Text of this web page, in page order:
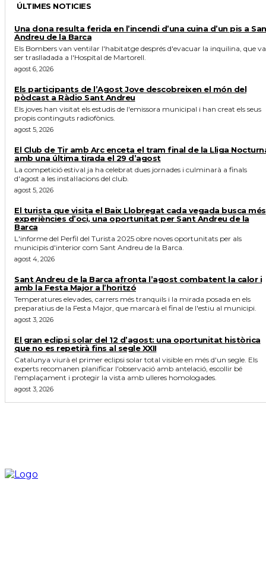
ÚLTIMES NOTICIES
Una dona resulta ferida en l’incendi d’una cuina d’un pis a
Andreu de la Barca
Els Bombers van ventilar l'habitatge després d'evacuar la inquilina, que va
ser traslladada a l'Hospital de Martorell.
agost 6, 2026
Els participants de l’Agost Jove descobreixen el món del
pòdcast a Ràdio Sant Andreu
Els joves han visitat els estudis de l'emissora municipal i han creat els seus
propis continguts radiofònics.
agost 5, 2026
El Club de Tir amb Arc enceta el tram final de la Lliga
amb una última tirada el 29 d’agost
La competició estival ja ha celebrat dues jornades i culminarà a finals
d'agost a les instal·lacions del club.
agost 5, 2026
El turista que visita el Baix Llobregat cada vegada busca més
experiències d’oci, una oportunitat per Sant Andreu de la
Barca
L'informe del Perfil del Turista 2025 obre noves oportunitats per als
municipis d'interior com Sant Andreu de la Barca.
agost 4, 2026
Sant Andreu de la Barca afronta l’agost combatent la calor i
amb la Festa Major a l’horitzó
Temperatures elevades, carrers més tranquils i la mirada posada en els
preparatius de la Festa Major, que marcarà el final de l'estiu al municipi.
agost 3, 2026
El gran eclipsi solar del 12 d’agost: una oportunitat històrica
que no es repetirà fins al segle XXII
Catalunya viurà el primer eclipsi solar total visible en més d'un segle. Els
experts recomanen planificar l'observació amb antelació, escollir bé
l'emplaçament i protegir la vista amb ulleres homologades.
agost 3, 2026